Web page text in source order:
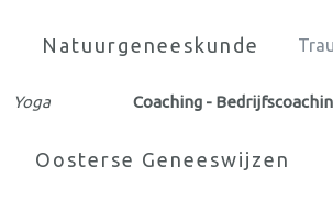
Natuurgeneeskunde
Yoga Coaching -
Oosterse Geneeswijzen